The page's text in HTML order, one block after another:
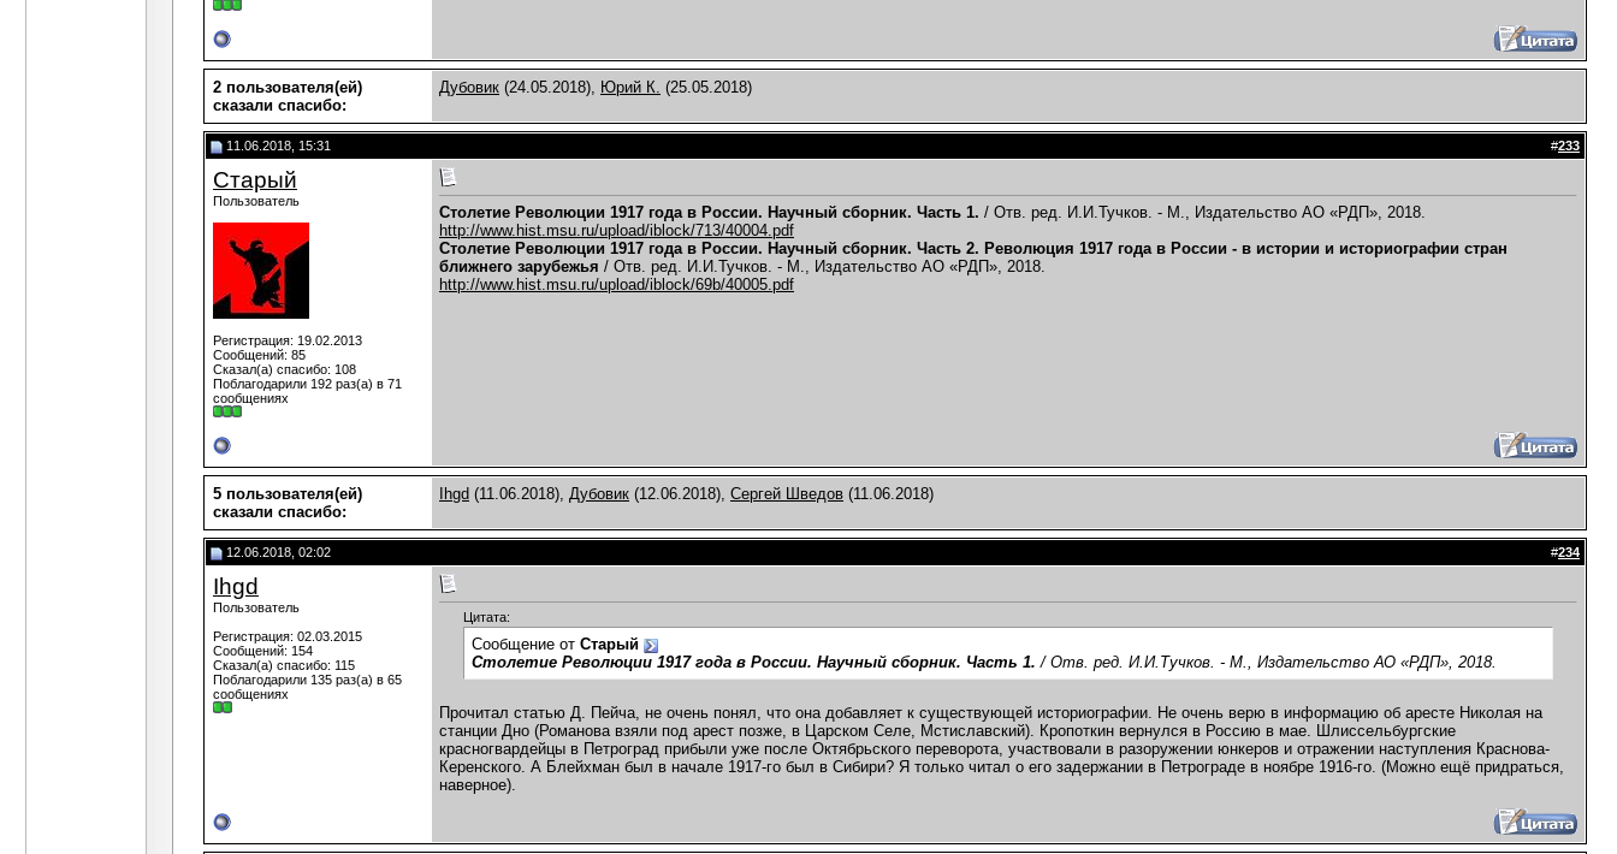
2 пользователя(ей)
сказали cпасибо:
Дубовик (24.05.2018), Юрий К. (25.05.2018)
11.06.2018, 15:31 #233
Старый
Пользователь
Регистрация: 19.02.2013
Сообщений: 85
Сказал(а) спасибо: 108
Поблагодарили 192 раз(а) в 71
сообщениях
Столетие Революции 1917 года в России. Научный сборник. Часть 1. / Отв. ред. И.И.Тучков. - М., Издательство АО «РДП», 2018.
http://www.hist.msu.ru/upload/iblock/713/40004.pdf
Столетие Революции 1917 года в России. Научный сборник. Часть 2. Революция 1917 года в России - в истории и историографии стран
ближнего зарубежья / Отв. ред. И.И.Тучков. - М., Издательство АО «РДП», 2018.
http://www.hist.msu.ru/upload/iblock/69b/40005.pdf
5 пользователя(ей)
сказали cпасибо:
Ihgd (11.06.2018), Дубовик (12.06.2018), Сергей Шведов (11.06.2018)
12.06.2018, 02:02 #234
Ihgd
Пользователь
Регистрация: 02.03.2015
Сообщений: 154
Сказал(а) спасибо: 115
Поблагодарили 135 раз(а) в 65
сообщениях
Цитата:
Сообщение от Старый
Столетие Революции 1917 года в России. Научный сборник. Часть 1. / Отв. ред. И.И.Тучков. - М., Издательство АО «РДП», 2018.
Прочитал статью Д. Пейча, не очень понял, что она добавляет к существующей историографии. Не очень верю в информацию об аресте Николая на
станции Дно (Романова взяли под арест позже, в Царском Селе, Мстиславский). Кропоткин вернулся в Россию в мае. Шлиссельбургские
красногвардейцы в Петроград прибыли уже после Октябрьского переворота, участвовали в разоружении юнкеров и отражении наступления Краснова-
Керенского. А Блейхман был в начале 1917-го был в Сибири? Я только читал о его задержании в Петрограде в ноябре 1916-го. (Можно ещё придраться,
наверное).